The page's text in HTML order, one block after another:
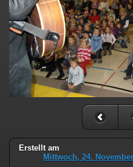
Erstellt am
Mittwoch, 24.